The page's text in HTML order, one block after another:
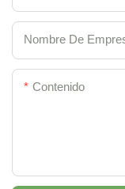
Nombre De
Contenido